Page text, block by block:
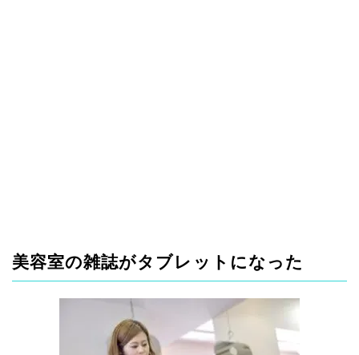
美容室の雑誌がタブレットになった